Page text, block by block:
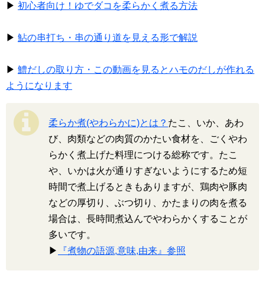
▶ 初心者向け！ゆでダコを柔らかく煮る方法
▶ 鮎の串打ち・串の通り道を見える形で解説
▶ 鱧だしの取り方・この動画を見るとハモのだしが作れる
ようになります
柔らか煮(やわらかに)とは？ たこ、いか、あわ
び、肉類などの肉質のかたい食材を、ごくやわ
らかく煮上げた料理につける総称です。たこ
や、いかは火が通りすぎないようにするため短
時間で煮上げるときもありますが、鶏肉や豚肉
などの厚切り、ぶつ切り、かたまりの肉を煮る
場合は、長時間煮込んでやわらかくすることが
多いです。
▶
『煮物の語源,意味,由来』参照